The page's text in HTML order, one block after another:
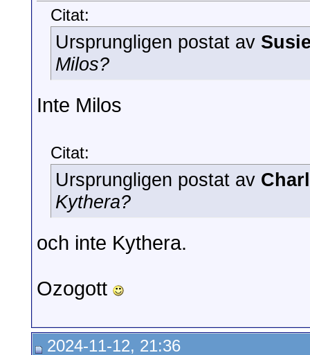
Citat:
Ursprungligen postat av
Milos?
Inte Milos
Citat:
Ursprungligen postat av
Kythera?
och inte Kythera.
Ozogott
2024-11-12, 21:36